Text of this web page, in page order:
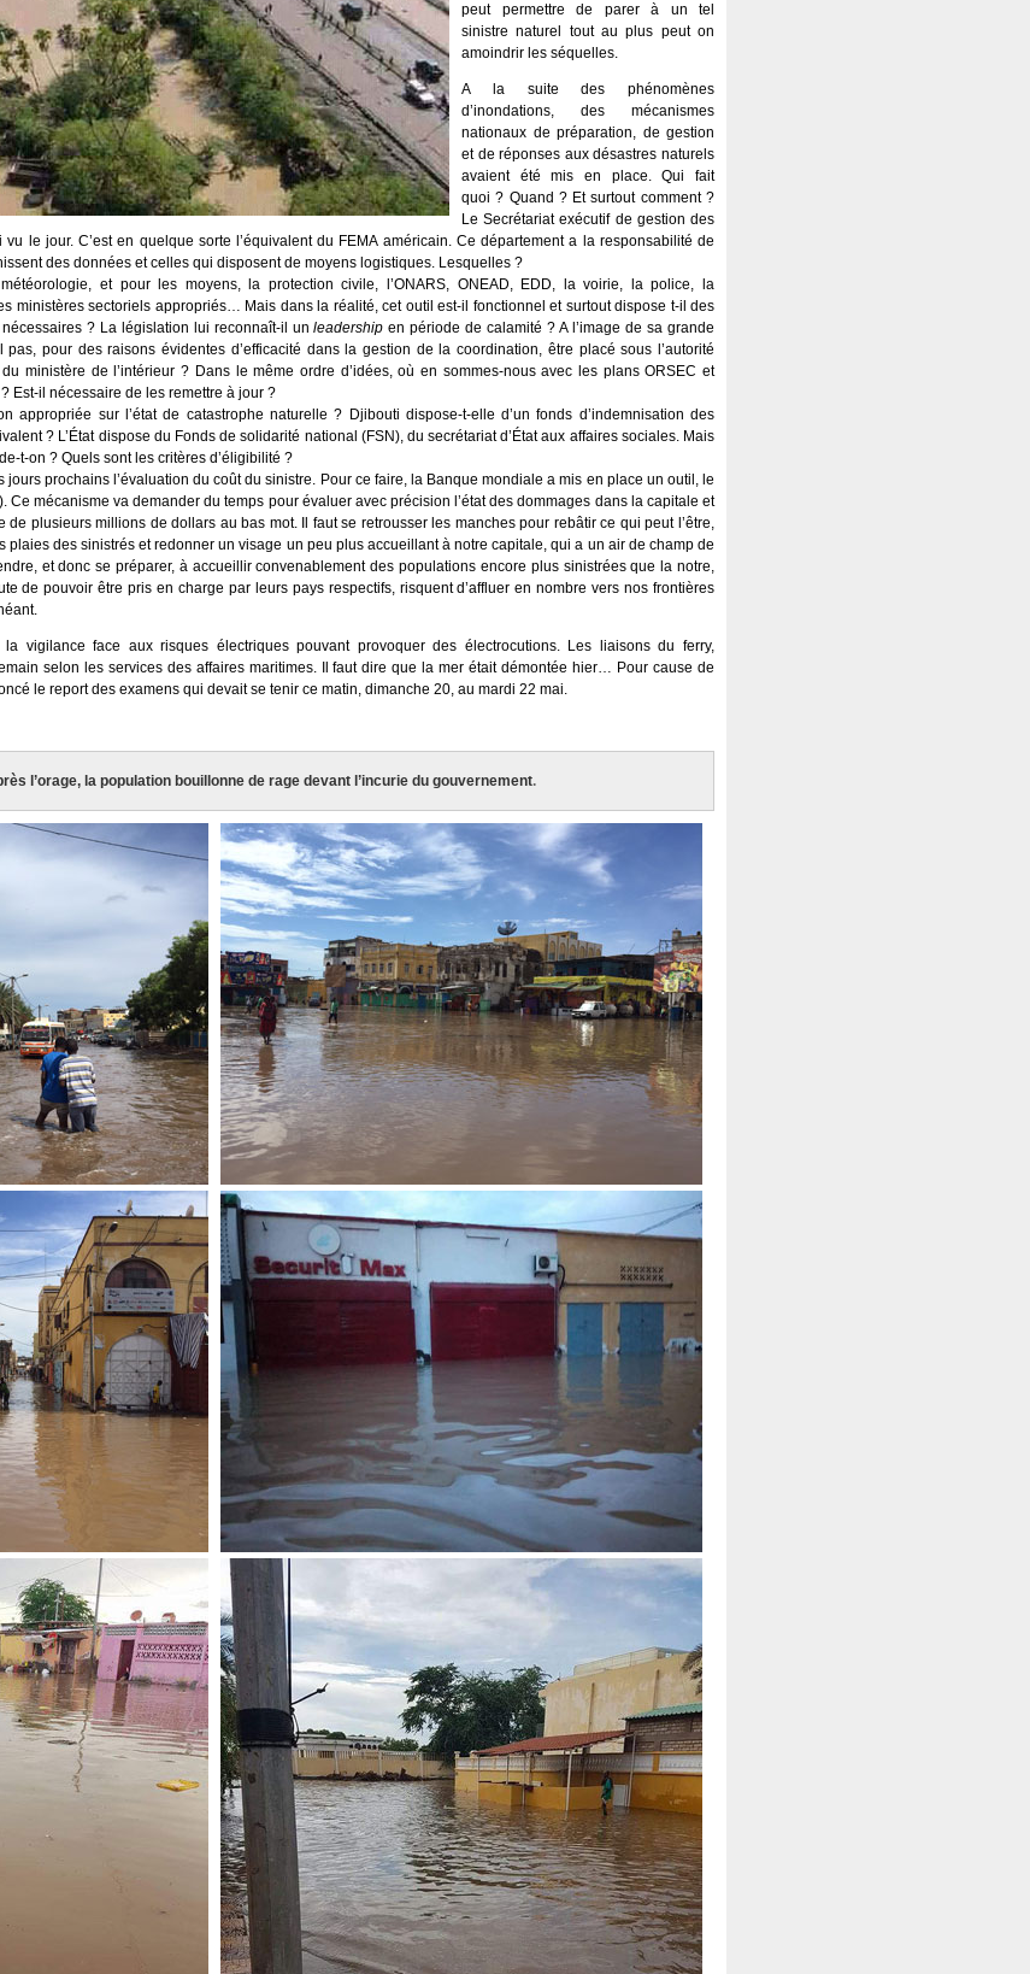
peut permettre de parer à un tel
sinistre naturel tout au plus peut on
amoindrir les séquelles.
A la suite des phénomènes
d’inondations, des mécanismes
nationaux de préparation, de gestion
et de réponses aux désastres naturels
avaient été mis en place. Qui fait
quoi ? Quand ? Et surtout comment ?
Le Secrétariat exécutif de gestion des
le jour. C’est en quelque sorte l’équivalent du FEMA américain. Ce département a la responsabilité de
des données et celles qui disposent de moyens logistiques. Lesquelles ?
et pour les moyens, la protection civile, l’ONARS, ONEAD, EDD, la voirie, la police, la
ministères sectoriels appropriés… Mais dans la réalité, cet outil est-il fonctionnel et surtout dispose t-il des
? La législation lui reconnaît-il unleadership en période de calamité ? A l’image de sa grande
pour des raisons évidentes d’efficacité dans la gestion de la coordination, être placé sous l’autorité
ministère de l’intérieur ? Dans le même ordre d’idées, où en sommes-nous avec les plans ORSEC et
Est-il nécessaire de les remettre à jour ?
appropriée sur l’état de catastrophe naturelle ? Djibouti dispose-t-elle d’un fonds d’indemnisation des
? L’État dispose du Fonds de solidarité national (FSN), du secrétariat d’État aux affaires sociales. Mais
t-on ? Quels sont les critères d’éligibilité ?
prochains l’évaluation du coût du sinistre. Pour ce faire, la Banque mondiale a mis en place un outil, le
Ce mécanisme va demander du temps pour évaluer avec précision l’état des dommages dans la capitale et
de plusieurs millions de dollars au bas mot. Il faut se retrousser les manches pour rebâtir ce qui peut l’être,
des sinistrés et redonner un visage un peu plus accueillant à notre capitale, qui a un air de champ de
et donc se préparer, à accueillir convenablement des populations encore plus sinistrées que la notre,
de pouvoir être pris en charge par leurs pays respectifs, risquent d’affluer en nombre vers nos frontières
vigilance face aux risques électriques pouvant provoquer des électrocutions. Les liaisons du ferry,
selon les services des affaires maritimes. Il faut dire que la mer était démontée hier… Pour cause de
le report des examens qui devait se tenir ce matin, dimanche 20, au mardi 22 mai.
l’orage, la population bouillonne de rage devant l’incurie du gouvernement.